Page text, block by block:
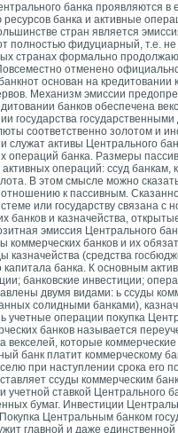
банка проявляются в
банка и активные
стран является
полностью фидуциарный, т.е.
странах формально
отменено
основан на кредитовании
Механизм эмиссии
банков обеспечена
государства
соответственно золотом и
служат активы Центрального
операций банка. Размеры
операций: ссуд банкам,
В этом смысле можно
к пассивным.
или государству связана с
банков и казначейства,
эмиссия Центрального
коммерческих банков и их
казначейства (средства
капитала банка. К основным
банковские инвестиции;
двумя видами: ь ссуды
солидными банками),
учетные операции покупка
банков называется
векселей, которые
банк платит коммерческому
при наступлении срока его
ссуды коммерческим
учетной ставкой Центрального
бумаг. Инвестиции
Центральным банком
главной и даже